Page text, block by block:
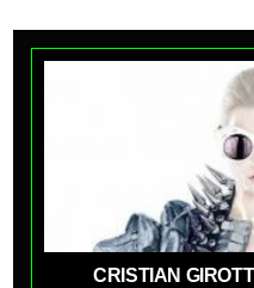
CRISTIAN